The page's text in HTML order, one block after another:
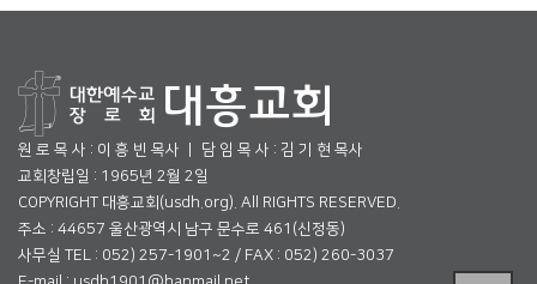
원 로 목 사 : 이 흥 빈 목사 ㅣ 담 임 목 사 : 김 기 현 목사
교회창립일 : 1965년 2월 2일
COPYRIGHT 대흥교회(usdh.org). All RIGHTS RESERVED.
주소 : 44657 울산광역시 남구 문수로 461(신정동)
사무실 TEL : 052) 257-1901~2 / FAX : 052) 260-3037